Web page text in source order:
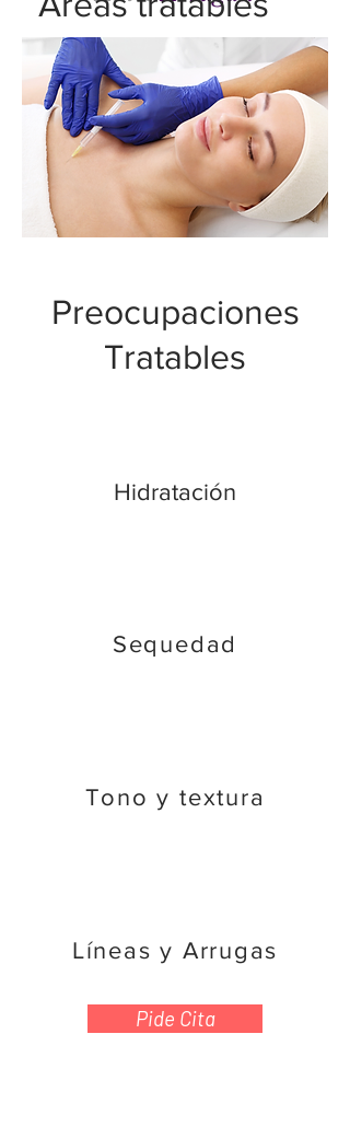
Preocupaciones
Tratables
Hidratación
Sequedad
Tono y textura
Líneas y Arrugas
Pide Cita